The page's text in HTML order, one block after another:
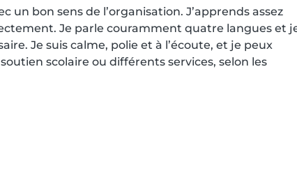
un bon sens de l’organisation. J’apprends assez
Je parle couramment quatre langues et
Je suis calme, polie et à l’écoute, et je peux
scolaire ou différents services, selon les